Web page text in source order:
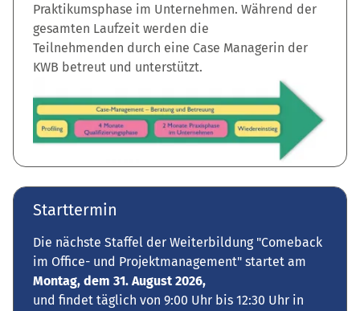
Praktikumsphase im Unternehmen. Während der
gesamten Laufzeit werden die
Teilnehmenden durch eine Case Managerin der
KWB betreut und unterstützt.
Starttermin
Die nächste Staffel der Weiterbildung "Comeback
im Office- und Projekt­management" startet am
Montag, dem 31. August 2026,
und findet täglich von 9:00 Uhr bis 12:30 Uhr in